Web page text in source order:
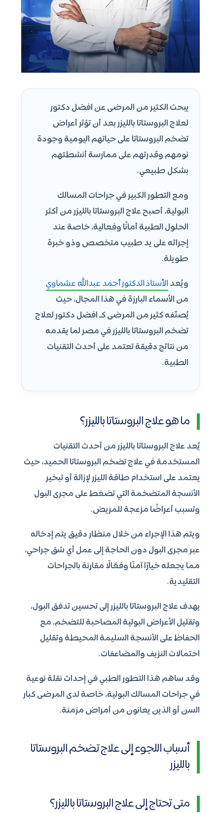
يبحث الكثير من المرضى عن افضل دكتور
لعلاج البروستاتا بالليزر بعد أن تؤثر أعراض
تضخم البروستاتا على حياتهم اليومية وجودة
نومهم وقدرتهم على ممارسة أنشطتهم
بشكل طبيعي.
ومع التطور الكبير في جراحات المسالك
البولية، أصبح علاج البروستاتا بالليزر من أكثر
الحلول الطبية أمانًا وفعالية، خاصة عند
إجرائه على يد طبيب متخصص وذو خبرة
طويلة.
ويُعد الأستاذ الدكتور أحمد عبدالله عشماوي
من الأسماء البارزة في هذا المجال، حيث
يُصنّفه كثير من المرضى كـ افضل دكتور لعلاج
تضخم البروستاتا بالليزر في مصر لما يقدمه
من نتائج دقيقة تعتمد على أحدث التقنيات
الطبية.
ما هو علاج البروستاتا بالليزر؟
يُعد علاج البروستاتا بالليزر من أحدث التقنيات
المستخدمة في علاج تضخم البروستاتا الحميد، حيث
يعتمد على استخدام طاقة الليزر لإزالة أو تبخير
الأنسجة المتضخمة التي تضغط على مجرى البول
وتسبب أعراضًا مزعجة للمريض.
ويتم هذا الإجراء من خلال منظار دقيق يتم إدخاله
عبر مجرى البول دون الحاجة إلى عمل أي شق جراحي،
مما يجعله خيارًا آمنًا وفعّالًا مقارنة بالجراحات
التقليدية.
يهدف علاج البروستاتا بالليزر إلى تحسين تدفق البول،
وتقليل الأعراض البولية المصاحبة للتضخم، مع
الحفاظ على الأنسجة السليمة المحيطة وتقليل
احتمالات النزيف والمضاعفات.
وقد ساهم هذا التطور الطبي في إحداث نقلة نوعية
في جراحات المسالك البولية، خاصة لدى المرضى كبار
السن أو الذين يعانون من أمراض مزمنة.
أسباب اللجوء إلى علاج تضخم البروستاتا
بالليزر
متى تحتاج إلى علاج البروستاتا بالليزر؟